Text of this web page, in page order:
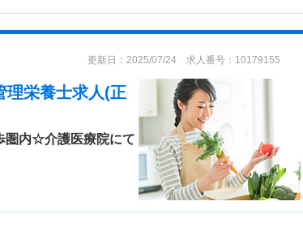
更新日：2025/07/24 求人番号：10179155
理栄養士求人(正
圏内☆介護医療院にて